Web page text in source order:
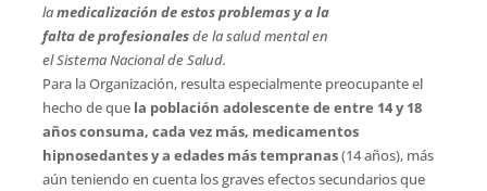
lamedicalización de estos problemasy a la
falta de profesionalesde la salud mental en
el Sistema Nacional de Salud.
Para la Organización, resulta especialmente preocupante el
hecho de que la población adolescente de entre 14 y 18
años consuma, cada vez más, medicamentos
hipnosedantes y a edades más tempranas(14 años), más
aún teniendo en cuenta los graves efectos secundarios que